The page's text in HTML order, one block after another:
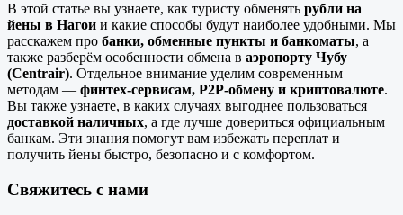
В этой статье вы узнаете, как туристу обменять рубли на
йены в Нагои и какие способы будут наиболее удобными. Мы
расскажем про банки, обменные пункты и банкоматы, а
также разберём особенности обмена в аэропорту Чубу
(Centrair). Отдельное внимание уделим современным
методам — финтех-сервисам, P2P-обмену и криптовалюте.
Вы также узнаете, в каких случаях выгоднее пользоваться
доставкой наличных, а где лучше довериться официальным
банкам. Эти знания помогут вам избежать переплат и
получить йены быстро, безопасно и с комфортом.
Свяжитесь с нами